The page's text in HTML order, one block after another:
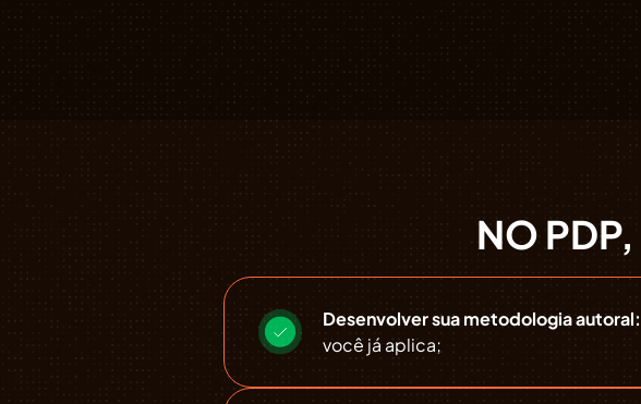
NO PDP,
Desenvolver sua metodologia autoral:
você já aplica;